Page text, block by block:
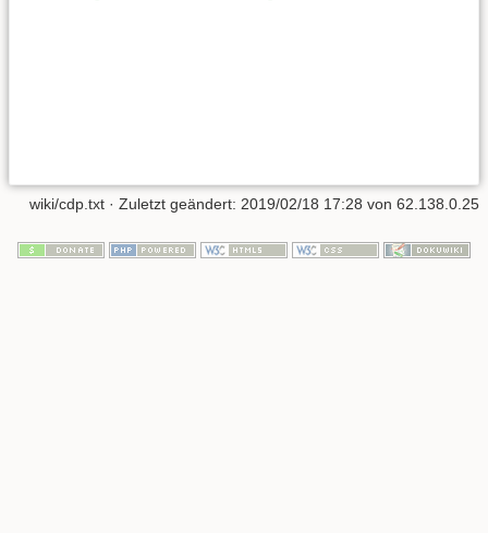
wiki/cdp.txt · Zuletzt geändert: 2019/02/18 17:28 von 62.138.0.25